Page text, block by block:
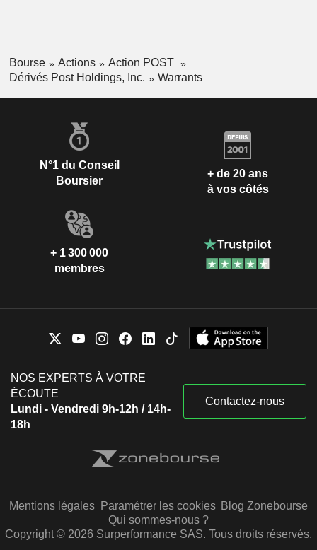
Bourse Actions
Action POST
Dérivés Post Holdings, Inc.
Warrants
N°1 du Conseil
Boursier
+ de 20 ans
à vos côtés
+ 1 300 000
membres
NOS EXPERTS À VOTRE
ÉCOUTE
Lundi - Vendredi 9h-12h / 14h-
18h
Contactez-nous
Mentions légales Paramétrer les cookies Blog Zonebourse
Qui sommes-nous ?
Copyright © 2026 Surperformance SAS. Tous droits réservés.